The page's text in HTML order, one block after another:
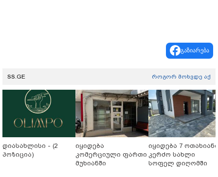
გაზიარება
SS.GE როგორ მოხვდე აქ
დიასახლისი - (2
პოზიცია)
იყიდება
კომერციული ფართი
მუხიანში
იყიდება 7 ოთახიანი
კერძო სახლი
სოფელ დიღომში